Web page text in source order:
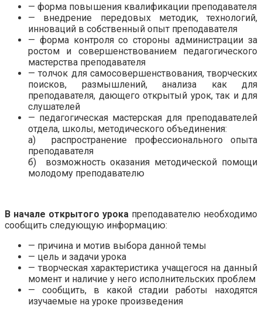
— форма повышения квалификации преподавателя
— внедрение передовых методик, технологий,
инноваций в собственный опыт преподавателя
— форма контроля со стороны администрации за
ростом и совершенствованием педагогического
мастерства преподавателя
— толчок для самосовершенствования, творческих
поисков, размышлений, анализа как для
преподавателя, дающего открытый урок, так и для
слушателей
— педагогическая мастерская для преподавателей
отдела, школы, методического объединения:
а) распространение профессионального опыта
преподавателя
б) возможность оказания методической помощи
молодому преподавателю
В начале открытого урока преподавателю необходимо
сообщить следующую информацию:
— причина и мотив выбора данной темы
— цель и задачи урока
— творческая характеристика учащегося на данный
момент и наличие у него исполнительских проблем
— сообщить, в какой стадии работы находятся
изучаемые на уроке произведения